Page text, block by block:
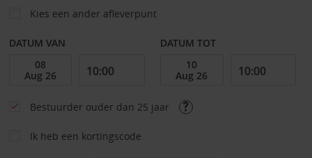
Kies een ander afleverpunt
DATUM VAN DATUM TOT
Bestuurder ouder dan 25 jaar
Ik heb een kortingscode